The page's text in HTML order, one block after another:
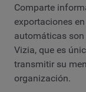
Comparte
exportaciones
automáticas
Vizia, que es
transmitir su
organización.